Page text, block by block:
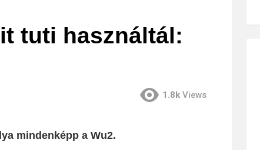
tuti használtál:
1.8k Views
mindenképp a Wu2.